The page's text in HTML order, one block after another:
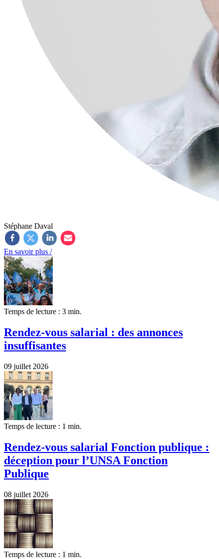
Stéphane Daval
En savoir plus /
Temps de lecture : 3 min.
Rendez-vous salarial : des annonces
insuffisantes
09 juillet 2026
Temps de lecture : 1 min.
Rendez-vous salarial Fonction publique :
déception pour l’UNSA Fonction
Publique
08 juillet 2026
Temps de lecture : 1 min.